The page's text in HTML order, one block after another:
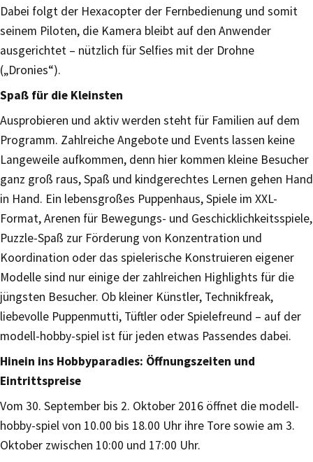
Dabei folgt der Hexacopter der Fernbedienung und somit
seinem Piloten, die Kamera bleibt auf den Anwender
ausgerichtet – nützlich für Selfies mit der Drohne
(„Dronies“).
Spaß für die Kleinsten
Ausprobieren und aktiv werden steht für Familien auf dem
Programm. Zahlreiche Angebote und Events lassen keine
Langeweile aufkommen, denn hier kommen kleine Besucher
ganz groß raus, Spaß und kindgerechtes Lernen gehen Hand
in Hand. Ein lebensgroßes Puppenhaus, Spiele im XXL-
Format, Arenen für Bewegungs- und Geschicklichkeitsspiele,
Puzzle-Spaß zur Förderung von Konzentration und
Koordination oder das spielerische Konstruieren eigener
Modelle sind nur einige der zahlreichen Highlights für die
jüngsten Besucher. Ob kleiner Künstler, Technikfreak,
liebevolle Puppenmutti, Tüftler oder Spielefreund – auf der
modell-hobby-spiel ist für jeden etwas Passendes dabei.
Hinein ins Hobbyparadies: Öffnungszeiten und
Eintrittspreise
Vom 30. September bis 2. Oktober 2016 öffnet die modell-
hobby-spiel von 10.00 bis 18.00 Uhr ihre Tore sowie am 3.
Oktober zwischen 10:00 und 17:00 Uhr.